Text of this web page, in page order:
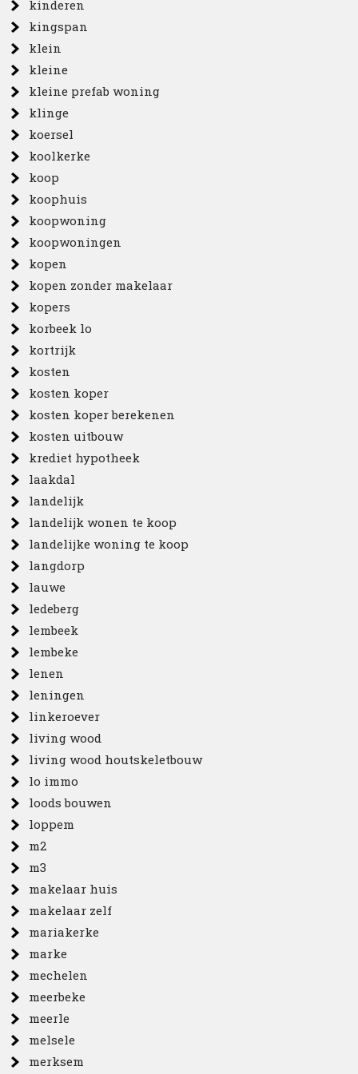
kinderen
kingspan
klein
kleine
kleine prefab woning
klinge
koersel
koolkerke
koop
koophuis
koopwoning
koopwoningen
kopen
kopen zonder makelaar
kopers
korbeek lo
kortrijk
kosten
kosten koper
kosten koper berekenen
kosten uitbouw
krediet hypotheek
laakdal
landelijk
landelijk wonen te koop
landelijke woning te koop
langdorp
lauwe
ledeberg
lembeek
lembeke
lenen
leningen
linkeroever
living wood
living wood houtskeletbouw
lo immo
loods bouwen
loppem
m2
m3
makelaar huis
makelaar zelf
mariakerke
marke
mechelen
meerbeke
meerle
melsele
merksem